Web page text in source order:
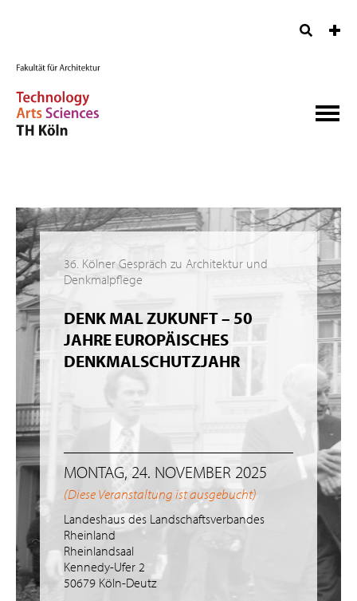
36. Kölner Gespräch zu Architektur und
Denkmalpflege
DENK MAL ZUKUNFT – 50
JAHRE EUROPÄISCHES
DENKMALSCHUTZJAHR
MONTAG, 24. NOVEMBER 2025
(Diese Veranstaltung ist ausgebucht)
Landeshaus des Landschaftsverbandes
Rheinland
Rheinlandsaal
Kennedy-Ufer 2
50679 Köln-Deutz